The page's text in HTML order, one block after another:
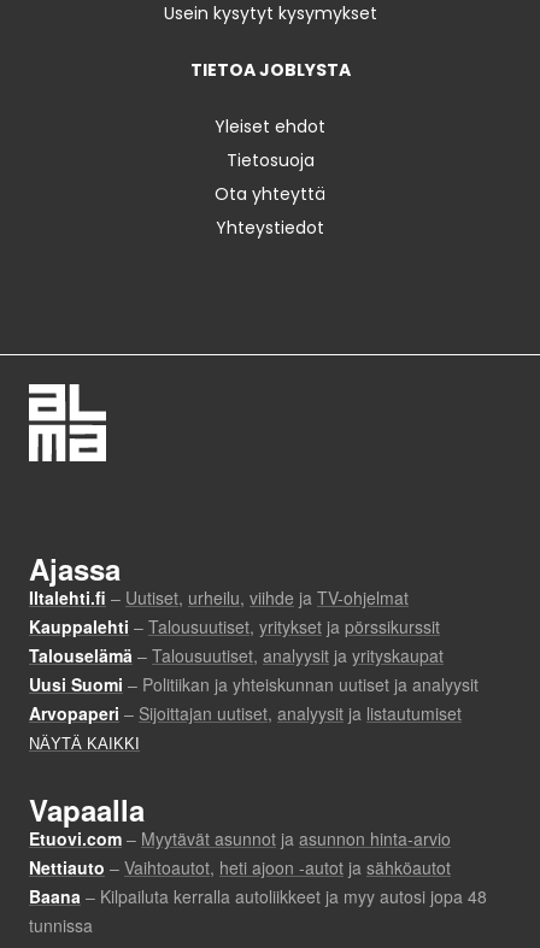
Usein kysytyt kysymykset
TIETOA JOBLYSTA
Yleiset ehdot
Tietosuoja
Ota yhteyttä
Yhteystiedot